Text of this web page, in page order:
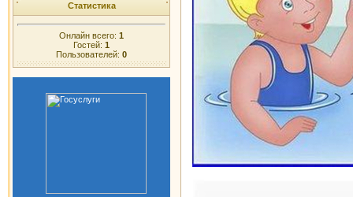
Статистика
Онлайн всего: 1
Гостей: 1
Пользователей: 0